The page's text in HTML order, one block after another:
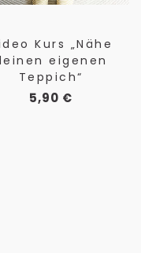
Kurs „Nähe
eigenen
Teppich“
5,90 €